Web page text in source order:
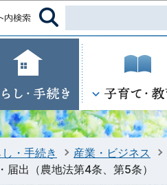
し・手続き 産業・ビジネス
届出（農地法第4条、第5条）